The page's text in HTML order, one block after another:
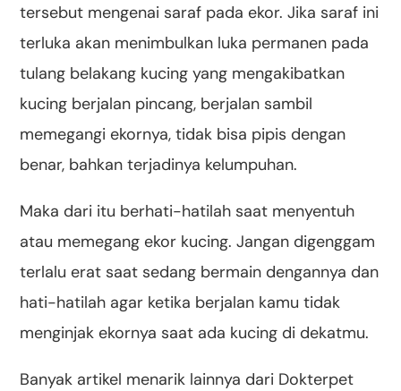
tersebut mengenai saraf pada ekor. Jika saraf ini
terluka akan menimbulkan luka permanen pada
tulang belakang kucing yang mengakibatkan
kucing berjalan pincang, berjalan sambil
memegangi ekornya, tidak bisa pipis dengan
benar, bahkan terjadinya kelumpuhan.
Maka dari itu berhati-hatilah saat menyentuh
atau memegang ekor kucing. Jangan digenggam
terlalu erat saat sedang bermain dengannya dan
hati-hatilah agar ketika berjalan kamu tidak
menginjak ekornya saat ada kucing di dekatmu.
Banyak artikel menarik lainnya dari Dokterpet